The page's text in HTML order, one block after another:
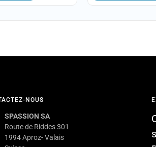
NOUS
SPASSION SA
Route de Riddes 301
1994 Aproz- Valais